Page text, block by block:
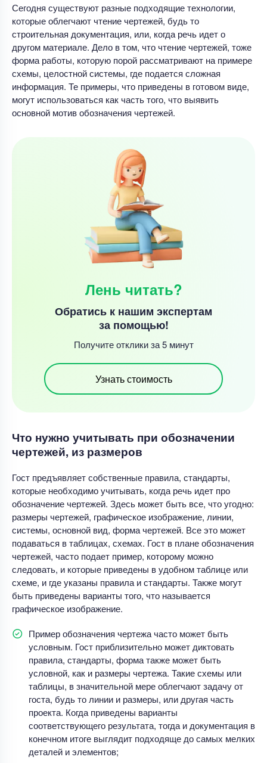
Сегодня существуют разные подходящие технологии,
которые облегчают чтение чертежей, будь то
строительная документация, или, когда речь идет о
другом материале. Дело в том, что чтение чертежей, тоже
форма работы, которую порой рассматривают на примере
схемы, целостной системы, где подается сложная
информация. Те примеры, что приведены в готовом виде,
могут использоваться как часть того, что выявить
основной мотив обозначения чертежей.
Лень читать?
Обратись к нашим экспертам
за помощью!
Получите отклики за 5 минут
Узнать стоимость
Что нужно учитывать при обозначении
чертежей, из размеров
Гост предъявляет собственные правила, стандарты,
которые необходимо учитывать, когда речь идет про
обозначение чертежей. Здесь может быть все, что угодно:
размеры чертежей, графическое изображение, линии,
системы, основной вид, форма чертежей. Все это может
подаваться в таблицах, схемах. Гост в плане обозначения
чертежей, часто подает пример, которому можно
следовать, и которые приведены в удобном таблице или
схеме, и где указаны правила и стандарты. Также могут
быть приведены варианты того, что называется
графическое изображение.
Пример обозначения чертежа часто может быть
условным. Гост приблизительно может диктовать
правила, стандарты, форма также может быть
условной, как и размеры чертежа. Такие схемы или
таблицы, в значительной мере облегчают задачу от
госта, будь то линии и размеры, или другая часть
проекта. Когда приведены варианты
соответствующего результата, тогда и документация в
конечном итоге выглядит подходяще до самых мелких
деталей и элементов;